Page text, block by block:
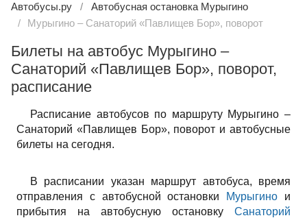
Автобусы.ру
Автобусная остановка Мурыгино
Мурыгино – Санаторий «Павлищев Бор», поворот
Билеты на автобус Мурыгино –
Санаторий «Павлищев Бор», поворот,
расписание
Расписание автобусов по маршруту Мурыгино –
Санаторий «Павлищев Бор», поворот и автобусные
билеты на сегодня.
В расписании указан маршрут автобуса, время
отправления с автобусной остановки
Мурыгино и
прибытия на автобусную остановку Санаторий